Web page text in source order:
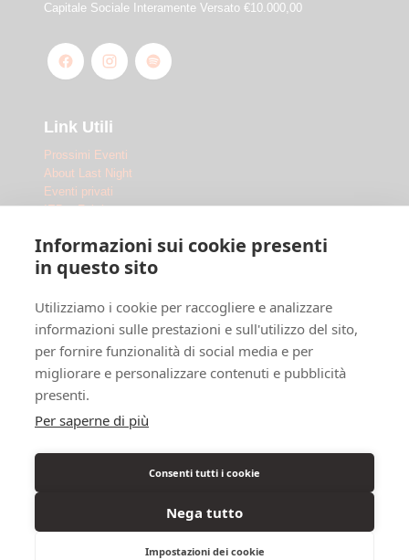
Informazioni sui cookie presenti
in questo sito
Utilizziamo i cookie per raccogliere e analizzare
informazioni sulle prestazioni e sull'utilizzo del sito,
per fornire funzionalità di social media e per
migliorare e personalizzare contenuti e pubblicità
presenti.
Per saperne di più
Consenti tutti i cookie
Nega tutto
Impostazioni dei cookie
Capitale Sociale Interamente Versato €10.000,00
Link Utili
Prossimi Eventi
About Last Night
Eventi privati
IED x Fabrique
Le Location
Ippodromo Snai San Siro
Ippodromo Snai La Maura
Dove siamo
F.A.Q.
Cookie Policy